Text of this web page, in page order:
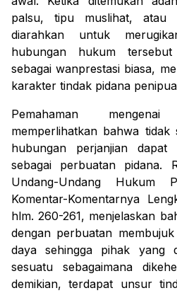
palsu, tipu muslihat, atau
diarahkan untuk
hubungan hukum
sebagai wanprestasi biasa,
karakter tindak pidana
Pemahaman
memperlihatkan bahwa tidak
hubungan perjanjian dapat
sebagai perbuatan pidana.
Undang-Undang Hukum
Komentar-Komentarnya
hlm. 260-261, menjelaskan
dengan perbuatan
daya sehingga pihak yang
sesuatu sebagaimana
demikian, terdapat unsur